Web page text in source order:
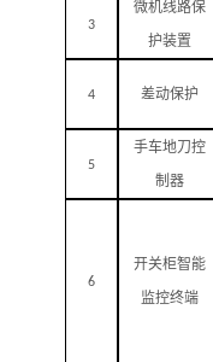
3
微机线路保
护装置
4 差动保护
5
手车地刀控
制器
6
开关柜智能
监控终端